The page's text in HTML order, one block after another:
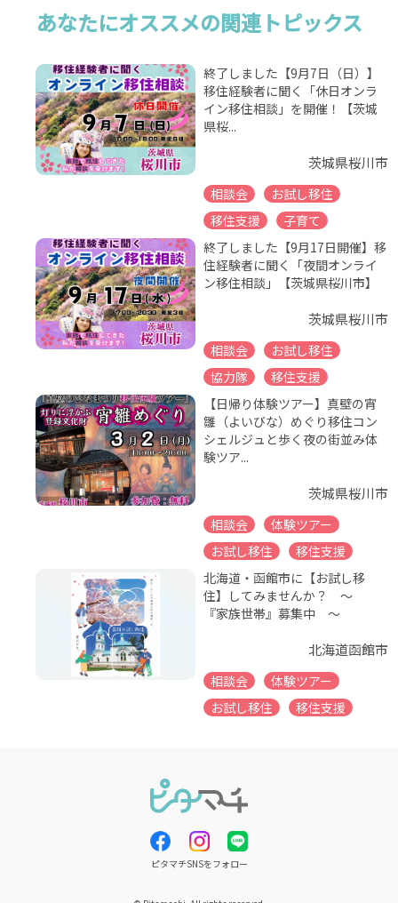
あなたにオススメの関連トピックス
終了しました【9月7日（日）】
移住経験者に聞く「休日オンラ
イン移住相談」を開催！【茨城
県桜...
茨城県桜川市
相談会
お試し移住
移住支援
子育て
終了しました【9月17日開催】移
住経験者に聞く「夜間オンライ
ン移住相談」【茨城県桜川市】
茨城県桜川市
相談会
お試し移住
協力隊
移住支援
【日帰り体験ツアー】真壁の宵
雛（よいびな）めぐり移住コン
シェルジュと歩く夜の街並み体
験ツア...
茨城県桜川市
相談会
体験ツアー
お試し移住
移住支援
北海道・函館市に【お試し移
住】してみませんか？ ～
『家族世帯』募集中 ～
北海道函館市
相談会
体験ツアー
お試し移住
移住支援
ピタマチSNSをフォロー